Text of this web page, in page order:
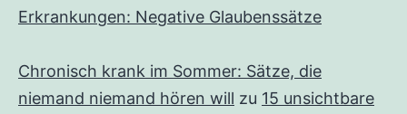
Erkrankungen: Negative Glaubenssätze
Chronisch krank im Sommer: Sätze, die
niemand niemand hören will zu 15 unsichtbare